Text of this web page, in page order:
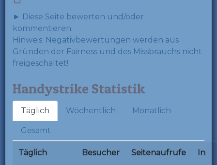
► Diese Seite bewerten und/oder
kommentieren.
Hinweis: Negativbewertungen werden aus
Gründen der Fairness und des Missbrauchs nicht
freigeschaltet!
Handystrike Statistik
Täglich Wöchentlich Monatlich
Gesamt
Täglich Besucher Seitenaufrufe In